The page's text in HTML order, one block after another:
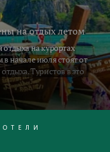
на отдых летом
на курортах
начале июля стоят от
Туристов в это
заполненные
лучше. Несмотря на
массу
Насладимся юго-